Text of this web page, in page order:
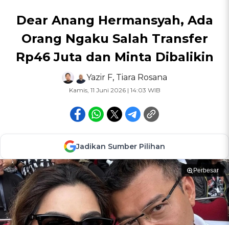
Dear Anang Hermansyah, Ada
Orang Ngaku Salah Transfer
Rp46 Juta dan Minta Dibalikin
Yazir F, Tiara Rosana
Kamis, 11 Juni 2026 | 14:03 WIB
Jadikan Sumber Pilihan
Perbesar